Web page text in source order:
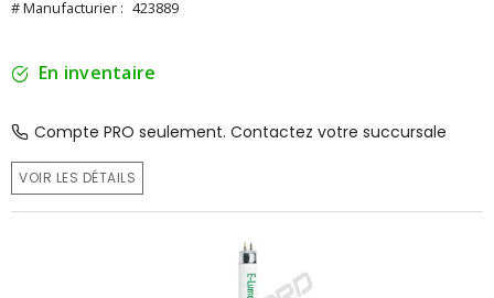
# Manufacturier : 423889
En inventaire
Compte PRO seulement. Contactez votre succursale
VOIR LES DÉTAILS